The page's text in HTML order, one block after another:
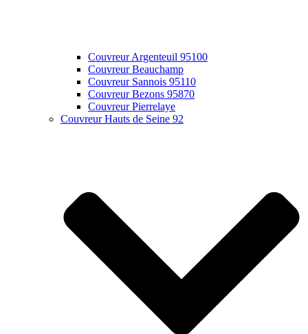
Couvreur Argenteuil 95100
Couvreur Beauchamp
Couvreur Sannois 95110
Couvreur Bezons 95870
Couvreur Pierrelaye
Couvreur Hauts de Seine 92